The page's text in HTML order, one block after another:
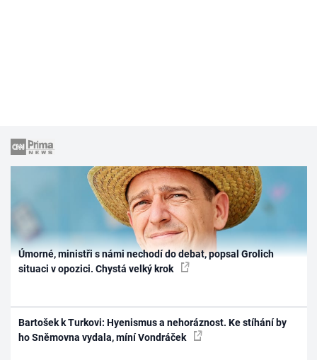
Úmorné, ministři s námi nechodí do debat, popsal Grolich
situaci v opozici. Chystá velký krok
Bartošek k Turkovi: Hyenismus a nehoráznost. Ke stíhání by
ho Sněmovna vydala, míní Vondráček